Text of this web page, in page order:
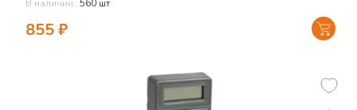
В наличии: 560 шт
855₽